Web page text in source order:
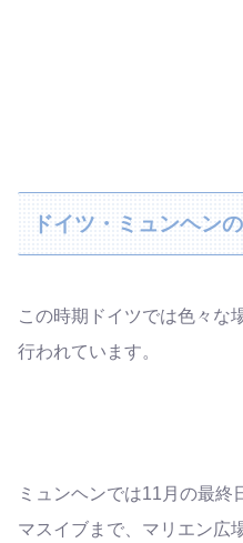
ドイツ・ミュンヘン
この時期ドイツでは色々な
行われています。
ミュンヘンでは11月の最終
マスイブまで、マリエン広